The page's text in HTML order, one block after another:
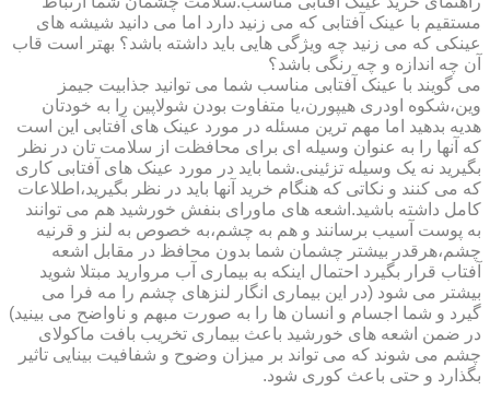
مستقیم با عینک آفتابی که می زنید دارد اما می دانید شیشه های
عینکی که می زنید چه ویژگی هایی باید داشته باشد؟ بهتر است قاب
آن چه اندازه و چه رنگی باشد؟
می گویند با عینک آفتابی مناسب شما می توانید جذابیت جیمز
وین،شکوه اودری هیپورن،یا متفاوت بودن شولاپین را به خودتان
هدیه بدهید اما مهم ترین مسئله در مورد عینک های آفتابی این است
که آنها را به عنوان وسیله ای برای محافظت از سلامت تان در نظر
بگیرید نه یک وسیله تزئینی.شما باید در مورد عینک های آفتابی کاری
که می کنند و نکاتی که هنگام خرید آنها باید در نظر بگیرید،اطلاعات
کامل داشته باشید.اشعه های ماورای بنفش خورشید هم می توانند
به پوست آسیب برسانند و هم به چشم،به خصوص به لنز و قرنیه
چشم،هرقدر بیشتر چشمان شما بدون محافظ در مقابل اشعه
آفتاب قرار بگیرد احتمال اینکه به بیماری آب مروارید مبتلا شوید
بیشتر می شود (در این بیماری انگار لنزهای چشم را مه فرا می
گیرد و شما اجسام و انسان ها را به صورت مبهم و ناواضح می بینید)
در ضمن اشعه های خورشید باعث بیماری تخریب بافت ماکولای
چشم می شوند که می تواند بر میزان وضوح و شفافیت بینایی تاثیر
بگذارد و حتی باعث کوری شود.